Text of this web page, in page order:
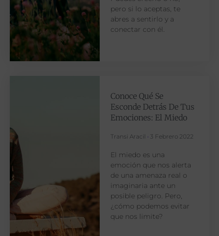
pero si lo aceptas, te
abres a sentirlo y a
conectar con él.
Conoce Qué Se
Esconde Detrás De Tus
Emociones: El Miedo
Transi Aracil 3 Febrero 2022
El miedo es una
emoción que nos alerta
de una amenaza real o
imaginaria ante un
posible peligro. Pero,
¿cómo podemos evitar
que nos limite?